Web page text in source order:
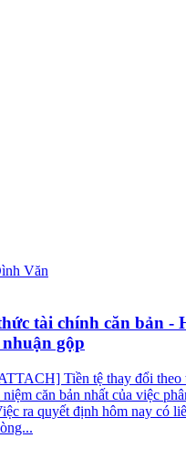
tài chính căn bản -
gộp
Tiền tệ thay đổi theo
niệm căn bản nhất của việc
ra quyết định hôm nay có